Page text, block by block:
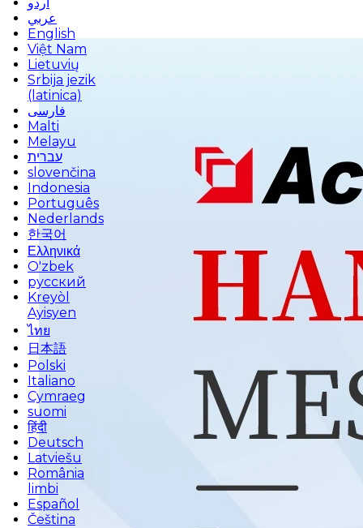
عربي
English
Việt Nam
Lietuvių
Srbija jezik
(latinica)
فارسی
Malti
Melayu
עברית
slovenčina
Indonesia
Português
Nederlands
한국어
Ελληνικά
O'zbek
русский
Kreyòl
Ayisyen
ไทย
日本語
Polski
Italiano
Cymraeg
suomi
हिंदी
Deutsch
Latviešu
România
limbi
Español
Čeština